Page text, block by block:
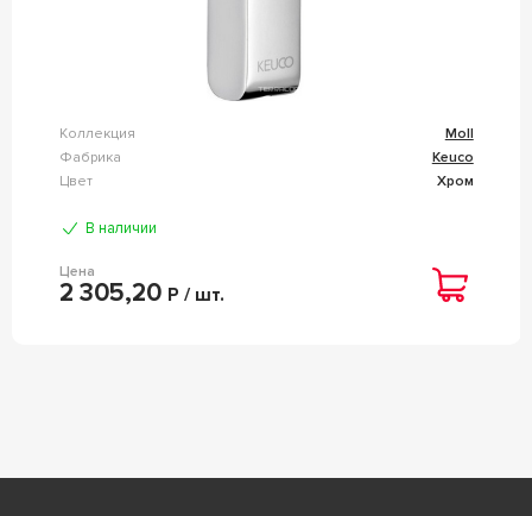
Коллекция
Moll
Фабрика
Keuco
Цвет
Хром
В наличии
Цена
2 305,20 Р / шт.